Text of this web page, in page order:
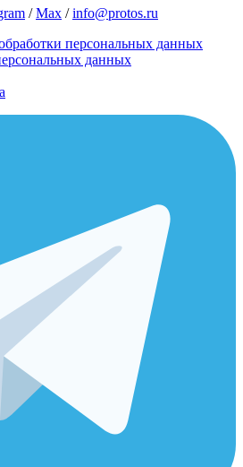
/Max /info@protos.ru
персональных данных
данных